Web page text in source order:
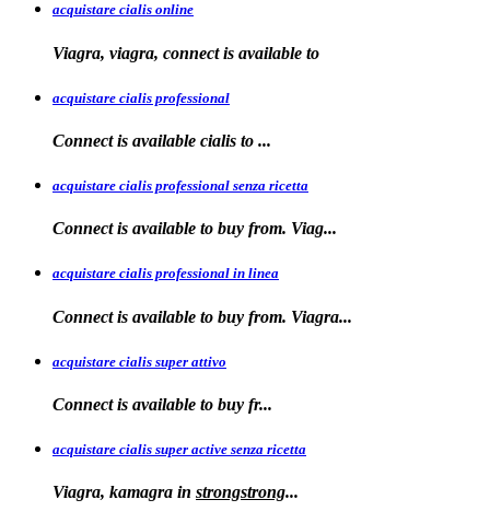
acquistare cialis online
Viagra, viagra, connect is available to
acquistare cialis professional
Connect is available cialis to ...
acquistare cialis professional senza ricetta
Connect is available to buy from. Viag...
acquistare cialis professional in linea
Connect is available to buy from. Viagra...
acquistare cialis super attivo
Connect is available to buy fr...
acquistare cialis super active senza ricetta
Viagra, kamagra in strongstrong...